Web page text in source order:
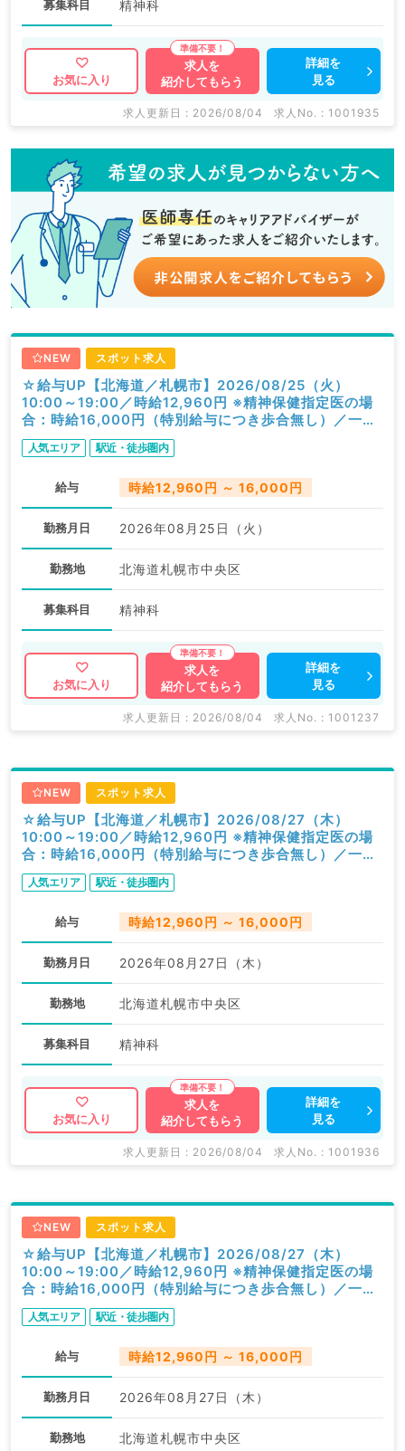
募集科目 精神科
お気に入り
求人を
紹介してもらう
詳細を
見る
求人更新日 : 2026/08/04 求人No. : 1001935
NEW スポット求人
☆給与UP【北海道／札幌市】2026/08/25（火）
10:00～19:00／時給12,960円 ※精神保健指定医の場
合：時給16,000円（特別給与につき歩合無し）／一般
外来／精神科
人気エリア 駅近・徒歩圏内
給与 時給12,960円 ～ 16,000円
勤務月日 2026年08月25日（火）
勤務地 北海道札幌市中央区
募集科目 精神科
お気に入り
求人を
紹介してもらう
詳細を
見る
求人更新日 : 2026/08/04 求人No. : 1001237
NEW スポット求人
☆給与UP【北海道／札幌市】2026/08/27（木）
10:00～19:00／時給12,960円 ※精神保健指定医の場
合：時給16,000円（特別給与につき歩合無し）／一般
外来／精神科
人気エリア 駅近・徒歩圏内
給与 時給12,960円 ～ 16,000円
勤務月日 2026年08月27日（木）
勤務地 北海道札幌市中央区
募集科目 精神科
お気に入り
求人を
紹介してもらう
詳細を
見る
求人更新日 : 2026/08/04 求人No. : 1001936
NEW スポット求人
☆給与UP【北海道／札幌市】2026/08/27（木）
10:00～19:00／時給12,960円 ※精神保健指定医の場
合：時給16,000円（特別給与につき歩合無し）／一般
外来／精神科
人気エリア 駅近・徒歩圏内
給与 時給12,960円 ～ 16,000円
勤務月日 2026年08月27日（木）
勤務地 北海道札幌市中央区